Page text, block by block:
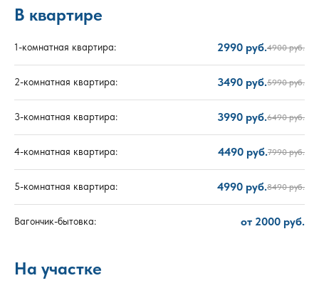
В квартире
1-комнатная квартира: 2990 руб.4900 руб.
2-комнатная квартира: 3490 руб.5990 руб.
3-комнатная квартира: 3990 руб.6490 руб.
4-комнатная квартира: 4490 руб.7990 руб.
5-комнатная квартира: 4990 руб.8490 руб.
Вагончик-бытовка: от 2000 руб.
На участке